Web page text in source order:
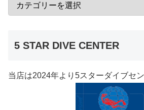
5 STAR DIVE CENTER
当店は2024年より5スターダイブセ